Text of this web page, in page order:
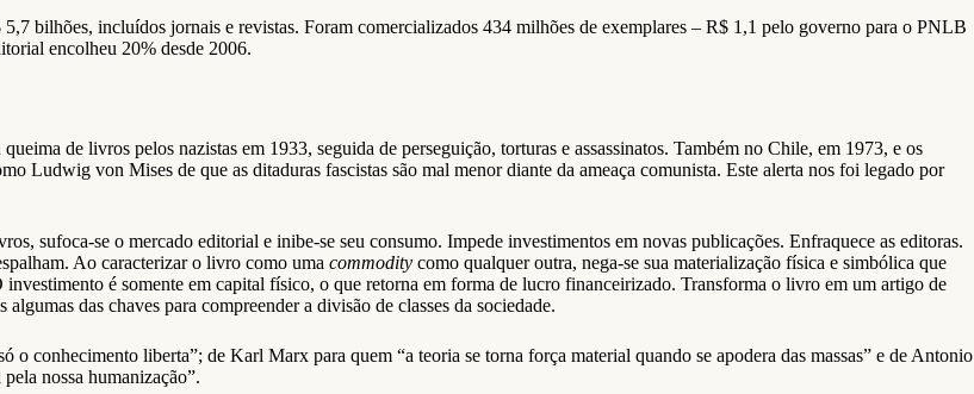
bilhões, incluídos jornais e revistas. Foram comercializados 434 milhões de exemplares – R$ 1,1 pelo governo para o PNLB
encolheu 20% desde 2006.
de livros pelos nazistas em 1933, seguida de perseguição, torturas e assassinatos. Também no Chile, em 1973, e os
Ludwig von Mises de que as ditaduras fascistas são mal menor diante da ameaça comunista. Este alerta nos foi legado por
sufoca-se o mercado editorial e inibe-se seu consumo. Impede investimentos em novas publicações. Enfraquece as editoras.
Ao caracterizar o livro como uma commodity como qualquer outra, nega-se sua materialização física e simbólica que
é somente em capital físico, o que retorna em forma de lucro financeirizado. Transforma o livro em um artigo de
das chaves para compreender a divisão de classes da sociedade.
o conhecimento liberta”; de Karl Marx para quem “a teoria se torna força material quando se apodera das massas” e de Antonio
nossa humanização”.